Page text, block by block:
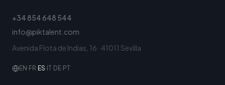
+34 854 648 544
info@piktalent.com
Avenida Flota de Indias, 16 · 41011 Sevilla
EN · FR· ES· IT· DE· PT